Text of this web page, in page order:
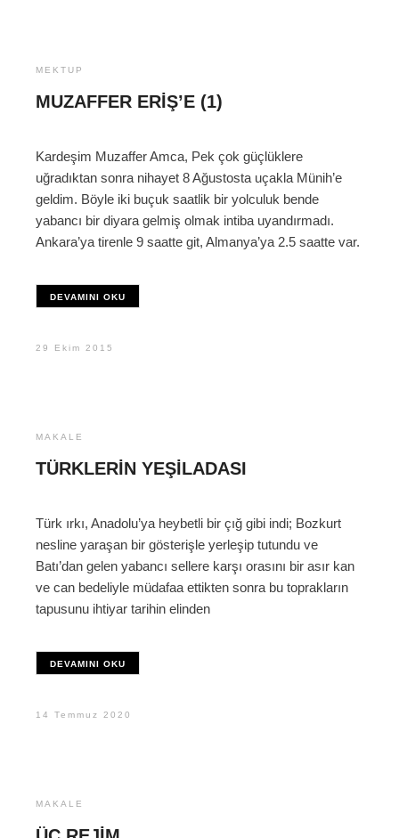
MEKTUP
MUZAFFER ERIŞ’E (1)
Kardeşim Muzaffer Amca, Pek çok güçlüklere
uğradıktan sonra nihayet 8 Ağustosta uçakla Münih’e
geldim. Böyle iki buçuk saatlik bir yolculuk bende
yabancı bir diyara gelmiş olmak intiba uyandırmadı.
Ankara’ya tirenle 9 saatte git, Almanya’ya 2.5 saatte var.
DEVAMINI OKU
29 Ekim 2015
MAKALE
TÜRKLERIN YEŞILADASI
Türk ırkı, Anadolu’ya heybetli bir çığ gibi indi; Bozkurt
nesline yaraşan bir gösterişle yerleşip tutundu ve
Batı’dan gelen yabancı sellere karşı orasını bir asır kan
ve can bedeliyle müdafaa ettikten sonra bu toprakların
tapusunu ihtiyar tarihin elinden
DEVAMINI OKU
14 Temmuz 2020
MAKALE